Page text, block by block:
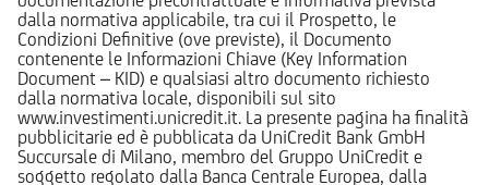
dalla normativa applicabile, tra cui il Prospetto, le
Condizioni Definitive (ove previste), il Documento
contenente le Informazioni Chiave (Key Information
Document – KID) e qualsiasi altro documento richiesto
dalla normativa locale, disponibili sul sito
www.investimenti.unicredit.it. La presente pagina ha finalità
pubblicitarie ed è pubblicata da UniCredit Bank GmbH
Succursale di Milano, membro del Gruppo UniCredit e
soggetto regolato dalla Banca Centrale Europea, dalla